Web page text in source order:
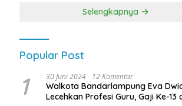
Kebangsaan
Selengkapnya
Popular Post
1 30 Juni 2024 12 Komentar
Walkota Bandarlampung Eva
Lecehkan Profesi Guru, Gaji Ke-13